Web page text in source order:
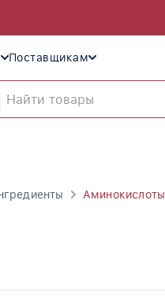
Поставщикам
Аминокислоты